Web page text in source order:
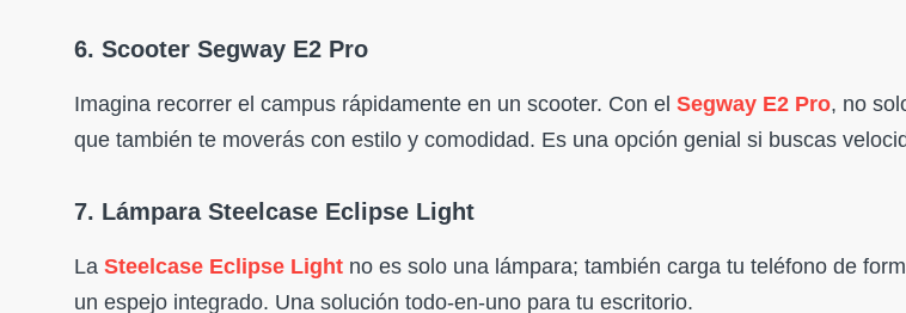
6. Scooter Segway E2 Pro
Imagina recorrer el campus rápidamente en un scooter. Con el Segway E2 Pro, no
que también te moverás con estilo y comodidad. Es una opción genial si buscas
7. Lámpara Steelcase Eclipse Light
La Steelcase Eclipse Light no es solo una lámpara; también carga tu teléfono de
un espejo integrado. Una solución todo-en-uno para tu escritorio.